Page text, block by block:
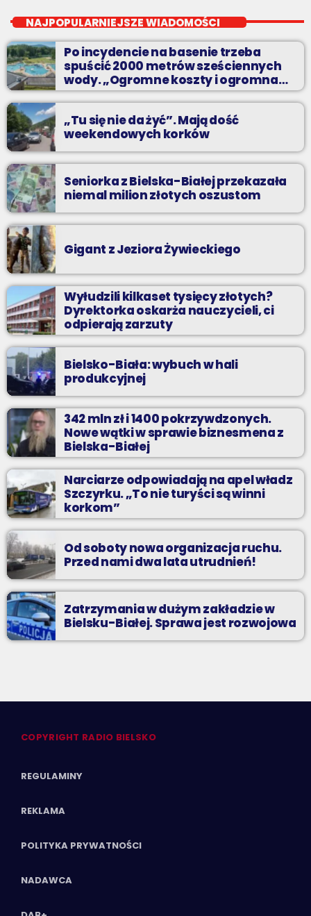
Kilkadziesiąt minut energetycznych beatów.
NAJPOPULARNIEJSZE WIADOMOŚCI
Po incydencie na basenie trzeba
spuścić 2000 metrów sześciennych
wody. „Ogromne koszty i ogromna
praca”
„Tu się nie da żyć”. Mają dość
weekendowych korków
Seniorka z Bielska-Białej przekazała
niemal milion złotych oszustom
Gigant z Jeziora Żywieckiego
Wyłudzili kilkaset tysięcy złotych?
Dyrektorka oskarża nauczycieli, ci
odpierają zarzuty
Bielsko-Biała: wybuch w hali
produkcyjnej
342 mln zł i 1400 pokrzywdzonych.
Nowe wątki w sprawie biznesmena z
Bielska-Białej
Narciarze odpowiadają na apel władz
Szczyrku. „To nie turyści są winni
korkom”
Od soboty nowa organizacja ruchu.
Przed nami dwa lata utrudnień!
Zatrzymania w dużym zakładzie w
Bielsku-Białej. Sprawa jest rozwojowa
COPYRIGHT RADIO BIELSKO
REGULAMINY
REKLAMA
POLITYKA PRYWATNOŚCI
NADAWCA